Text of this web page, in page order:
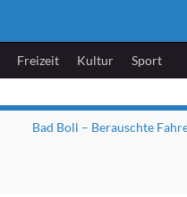
Freizeit Kultur Sport
Bad Boll – Berauschte